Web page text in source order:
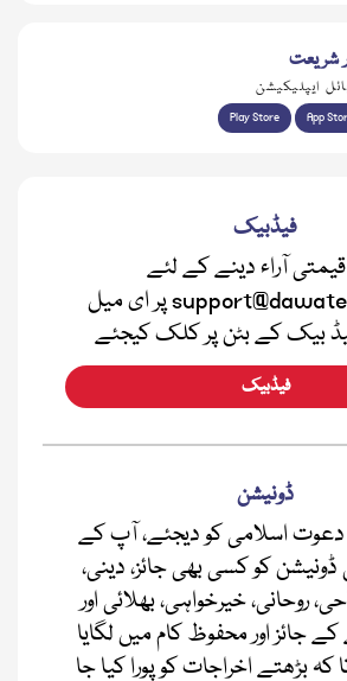
شریعت
ایپلیکیشن
Play Store App
فیڈبیک
آراء دینے کے لئے
support@dawateislami.net پر ای میل
بیک کے بٹن پر کلک کیجئے
فیڈبیک
ڈونیشن
اسلامی کو دیجئے، آپ کے
کو کسی بھی جائز، دینی،
روحانی، خیرخواہی، بھلائی اور
جائز اور محفوظ کام میں لگایا
بڑھتے اخراجات کو پورا کیا جا